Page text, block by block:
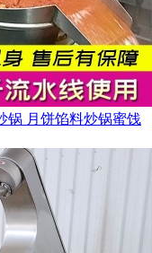
锅 月饼馅料炒锅蜜饯